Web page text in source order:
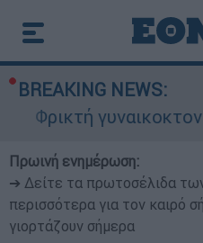
BREAKING NEWS:
Φρικτή
Πρωινή ενημέρωση:
➔ Δείτε τα πρωτοσέλιδα
περισσότερα για τον καιρό
γιορτάζουν σήμερα